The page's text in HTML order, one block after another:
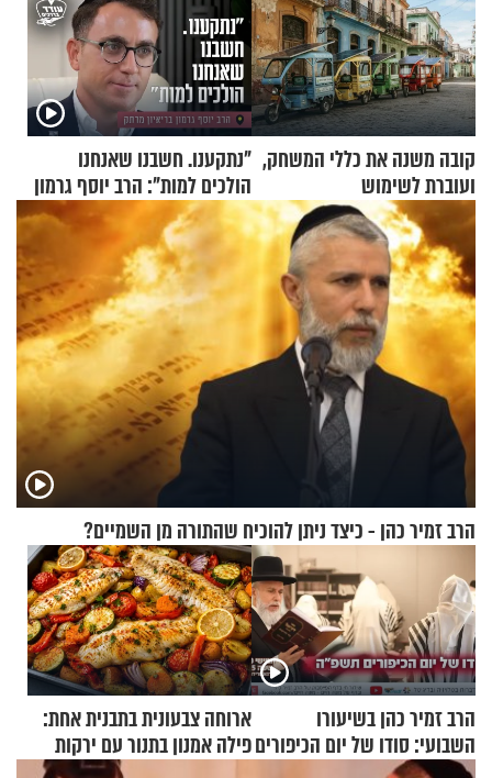
קובה משנה את כללי המשחק,
ועוברת לשימוש
בתלת־אופנועים סולאריים
"נתקענו. חשבנו שאנחנו
הולכים למות": הרב יוסף גרמון
בריאיון מרתק
הרב זמיר כהן - כיצד ניתן להוכיח שהתורה מן השמיים?
הרב זמיר כהן בשיעורו
השבועי: סודו של יום הכיפורים
ארוחה צבעונית בתבנית אחת:
פילה אמנון בתנור עם ירקות